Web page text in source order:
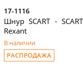
17-1116
Шнур SCART -
Rexant
В наличии
РАСПРОДАЖА